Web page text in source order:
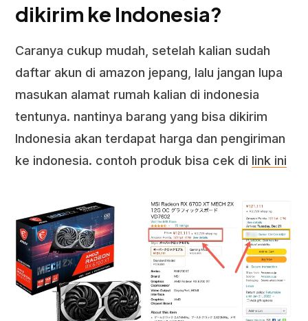
dikirim ke Indonesia?
Caranya cukup mudah, setelah kalian sudah
daftar akun di amazon jepang, lalu jangan lupa
masukan alamat rumah kalian di indonesia
tentunya. nantinya barang yang bisa dikirim
Indonesia akan terdapat harga dan pengiriman
ke indonesia. contoh produk bisa cek di link ini